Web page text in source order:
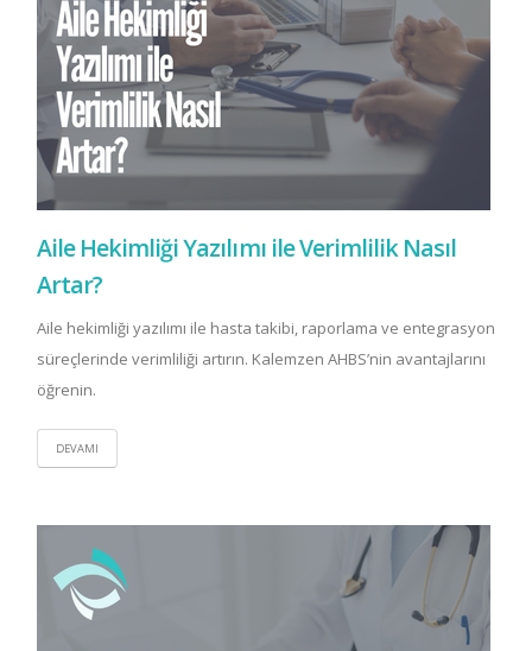
Aile Hekimliği Yazılımı ile Verimlilik Nasıl
Artar?
Aile hekimliği yazılımı ile hasta takibi, raporlama ve entegrasyon
süreçlerinde verimliliği artırın. Kalemzen AHBS’nin avantajlarını
öğrenin.
DEVAMI